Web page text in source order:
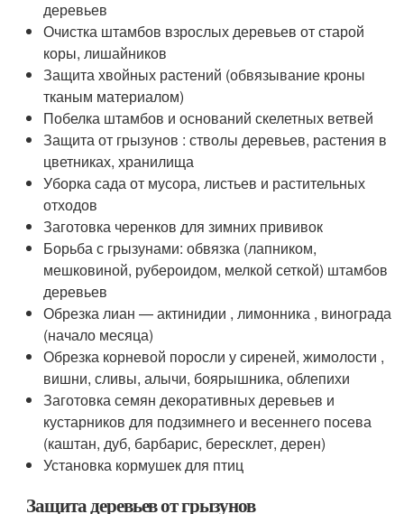
деревьев
Очистка штамбов взрослых деревьев от старой
коры, лишайников
Защита хвойных растений (обвязывание кроны
тканым материалом)
Побелка штамбов и оснований скелетных ветвей
Защита от грызунов : стволы деревьев, растения в
цветниках, хранилища
Уборка сада от мусора, листьев и растительных
отходов
Заготовка черенков для зимних прививок
Борьба с грызунами: обвязка (лапником,
мешковиной, рубероидом, мелкой сеткой) штамбов
деревьев
Обрезка лиан — актинидии , лимонника , винограда
(начало месяца)
Обрезка корневой поросли у сиреней, жимолости ,
вишни, сливы, алычи, боярышника, облепихи
Заготовка семян декоративных деревьев и
кустарников для подзимнего и весеннего посева
(каштан, дуб, барбарис, бересклет, дерен)
Установка кормушек для птиц
Защита деревьев от грызунов